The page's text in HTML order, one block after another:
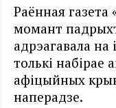
Раённая газета
момант
адрэагавала
толькі набірае
афіцыйных
наперадзе.